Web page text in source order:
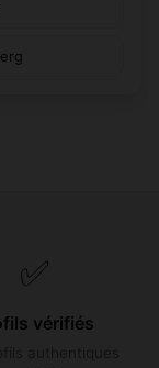
✅
vérifiés